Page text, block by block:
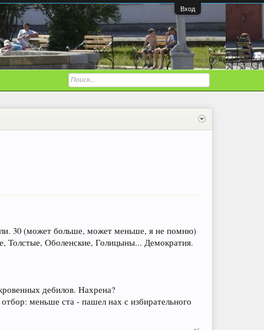
Вход
30 (может больше, может меньше, я не помню)
Толстые, Оболенские, Голицыны... Демократия.
дебилов. Нахрена?
меньше ста - пашел нах с избирательного